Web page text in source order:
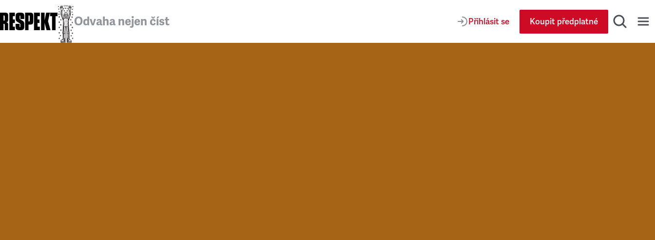
Odvaha nejen číst Přihlásit se Koupit předplatné